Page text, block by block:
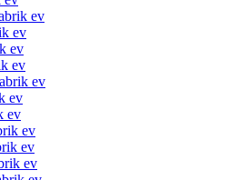
ev
ev
ev
ev
ev
ev
ev
ev
ev
ev